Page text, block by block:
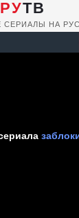
РУТВ